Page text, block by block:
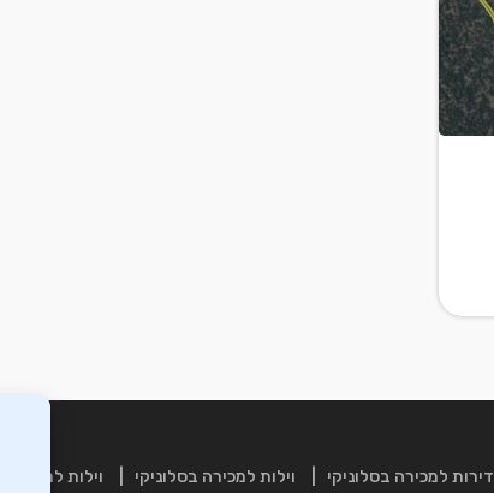
דירות למכירה בסלוניקי וילות למכירה בסלוניקי וילות למכירה